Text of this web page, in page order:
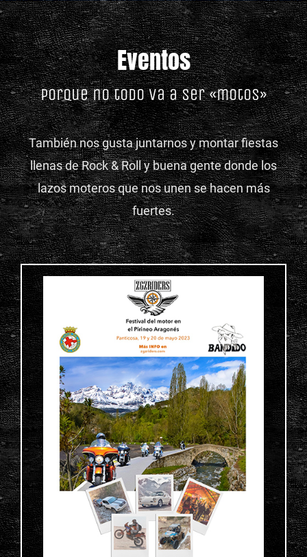
Eventos
Porque no todo va a ser «motos»
También nos gusta juntarnos y montar fiestas
llenas de Rock & Roll y buena gente donde los
lazos moteros que nos unen se hacen más
fuertes.